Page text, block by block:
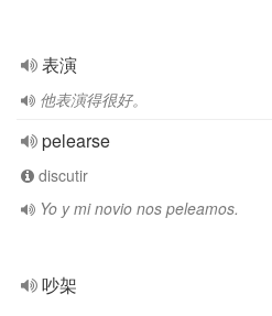
表演
他表演得很好。
pelearse
discutir
Yo y mi novio nos peleamos.
吵架